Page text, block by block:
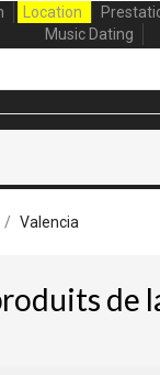
Location
Music Dating
Valencia
de